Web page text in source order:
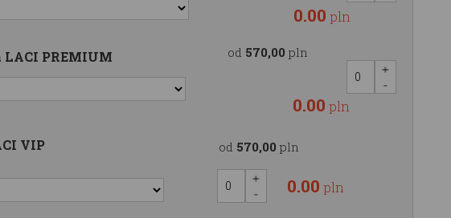
0.00 pln
LACI PREMIUM od 570,00 pln
0.00 pln
VIP od 570,00 pln
0.00 pln